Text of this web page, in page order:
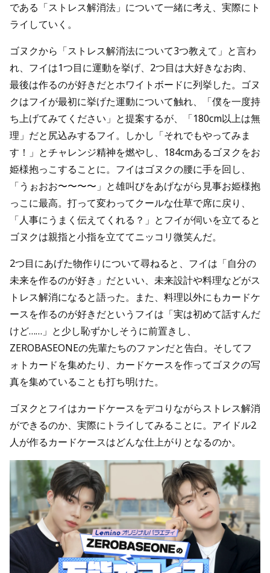
である「ストレス解消法」について一緒に考え、実際にト
ライしていく。
ゴヌクから「ストレス解消法について3つ教えて」と言わ
れ、フイは1つ目に運動を挙げ、2つ目は大好きなお肉、
最後は作るのが好きだとホワイトボードに列挙した。ゴヌ
クはフイが最初に挙げた運動について触れ、「僕を一度持
ち上げてみてください」と提案するが、「180cm以上は無
理」だと尻込みするフイ。しかし「それでもやってみま
す！」とチャレンジ精神を燃やし、184cmあるゴヌクをお
姫様抱っこすることに。フイはゴヌクの腰に手を回し、
「うぉおお〜〜〜〜」と雄叫びをあげながら見事お姫様抱
っこに最高。打って変わってクールな仕草で席に戻り、
「人事にうまく伝えてくれる？」とフイが伺いを立てると
ゴヌクは親指と小指を立ててニッコリ微笑んだ。
2つ目にあげた物作りについて尋ねると、フイは「自分の
未来を作るのが好き」だといい、未来設計や料理などがス
トレス解消になると語った。また、料理以外にもカードケ
ースを作るのが好きだというフイは「実は初めて話すんだ
けど……」と少し恥ずかしそうに前置きし、
ZEROBASEONEの先輩たちのファンだと告白。そしてフ
ォトカードを集めたり、カードケースを作ってゴヌクの写
真を集めていることも打ち明けた。
ゴヌクとフイはカードケースをデコりながらストレス解消
ができるのか、実際にトライしてみることに。アイドル2
人が作るカードケースはどんな仕上がりとなるのか。